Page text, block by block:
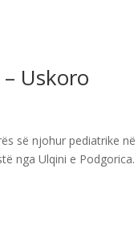
Uskoro
së njohur pediatrike në
nga Ulqini e Podgorica.